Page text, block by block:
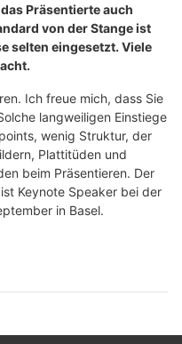
Präsentierte auch
von der Stange ist
selten eingesetzt. Viele
Ich freue mich, dass Sie
langweiligen Einstiege
wenig Struktur, der
Plattitüden und
beim Präsentieren. Der
Keynote Speaker bei der
in Basel.